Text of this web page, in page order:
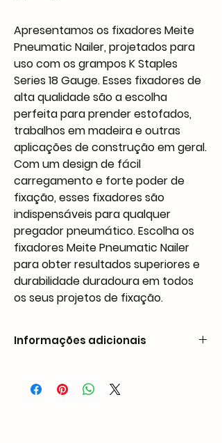
Apresentamos os fixadores Meite
Pneumatic Nailer, projetados para
uso com os grampos K Staples
Series 18 Gauge. Esses fixadores de
alta qualidade são a escolha
perfeita para prender estofados,
trabalhos em madeira e outras
aplicações de construção em geral.
Com um design de fácil
carregamento e forte poder de
fixação, esses fixadores são
indispensáveis para qualquer
pregador pneumático. Escolha os
fixadores Meite Pneumatic Nailer
para obter resultados superiores e
durabilidade duradoura em todos
os seus projetos de fixação.
Informações adicionais